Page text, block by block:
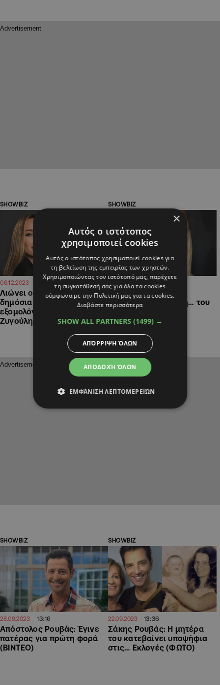
SHOWBIZ
06.12.2023 14:41
Λιώνει ο Ρουβάς: Η
δημόσια τρυφερή
εξομολόγηση για την
Ζυγούλη
SHOWBIZ
20.11.2023 18:47
H Aριστοτέλους στα
μπουζούκια για χάρη… του
Ρουβά και του
Μάστορα(ΒΙΝΤΕΟ)
SHOWBIZ
28.09.2023 13:16
Απόστολος Ρουβάς: Έγινε
πατέρας για πρώτη φορά
(ΒΙΝΤΕΟ)
SHOWBIZ
22.09.2023 13:36
Σάκης Ρουβάς: Η μητέρα
του κατεβαίνει υποψήφια
στις… Εκλογές (ΦΩΤΟ)
×
Αυτός ο ιστότοπος
χρησιμοποιεί cookies
Αυτός ο ιστότοπος χρησιμοποιεί cookies για
τη βελτίωση της εμπειρίας των χρηστών.
Χρησιμοποιώντας τον ιστότοπό μας, παρέχετε
τη συγκατάθεσή σας για όλα τα cookies
σύμφωνα με την Πολιτική μας για τα cookies.
Διαβάστε περισσότερα
SHOW ALL PARTNERS (1499) →
ΑΠΟΔΟΧΉ ΌΛΩΝ
ΑΠΌΡΡΙΨΗ ΌΛΩΝ
ΕΜΦΆΝΙΣΗ ΛΕΠΤΟΜΕΡΕΙΏΝ